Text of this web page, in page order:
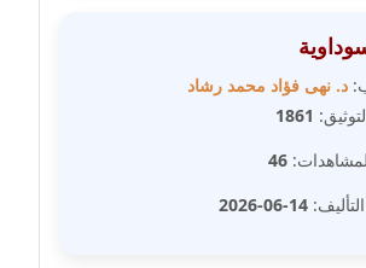
سمر ابراهيم
سمير حماد
د. نهى فؤاد محمد رشاد
1861
46
14-06-2026